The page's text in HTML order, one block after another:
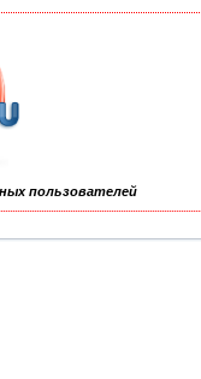
пользователей